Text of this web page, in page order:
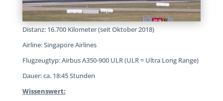
Distanz: 16.700 Kilometer (seit Oktober 2018)
Airline: Singapore Airlines
Flugzeugtyp: Airbus A350-900 ULR (ULR = Ultra Long Range)
Dauer: ca. 18:45 Stunden
Wissenswert: